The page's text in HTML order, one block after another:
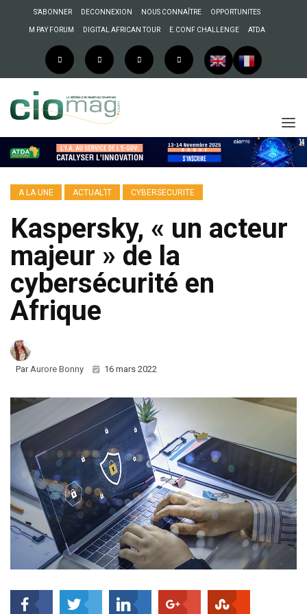
S’ABONNER DECONNEXION NOUS CONNAÎTRE OPPORTUNITES
M PAY FORUM DIGITAL AFRICAN TOUR E.CONF CHALLENGE ATDA
A LA UNE ACTUAL’IT CYBERSECURITE
Kaspersky, « un acteur
majeur » de la
cybersécurité en
Afrique
Par Aurore Bonny 16 mars 2022